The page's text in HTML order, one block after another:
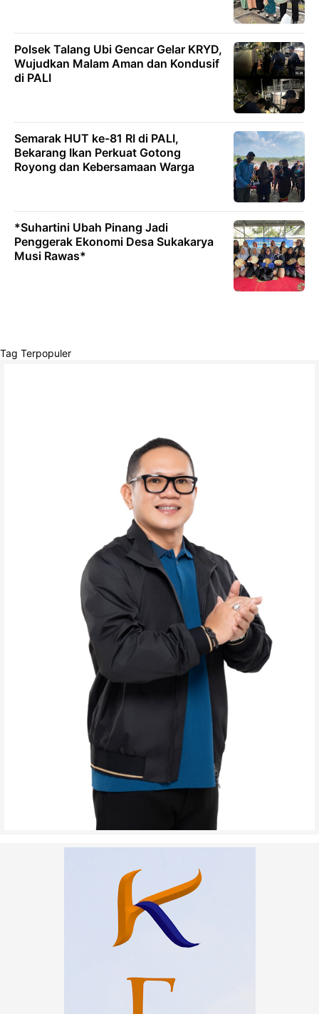
Polsek Talang Ubi Gencar Gelar KRYD,
Wujudkan Malam Aman dan Kondusif
di PALI
Semarak HUT ke-81 RI di PALI,
Bekarang Ikan Perkuat Gotong
Royong dan Kebersamaan Warga
*Suhartini Ubah Pinang Jadi
Penggerak Ekonomi Desa Sukakarya
Musi Rawas*
Tag Terpopuler